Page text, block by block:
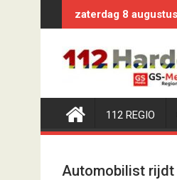
naar
inhoud
zaterdag 8
112 REGIO
Automobilist rijdt